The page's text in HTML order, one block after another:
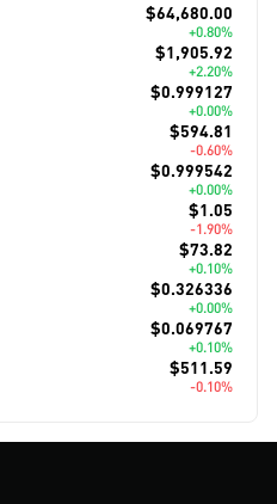
$64,680.00
+0.80%
$1,905.92
+2.20%
$0.999127
+0.00%
$594.81
-0.60%
$0.999542
+0.00%
$1.05
-1.90%
$73.82
+0.10%
$0.326336
+0.00%
$0.069767
+0.10%
$511.59
-0.10%